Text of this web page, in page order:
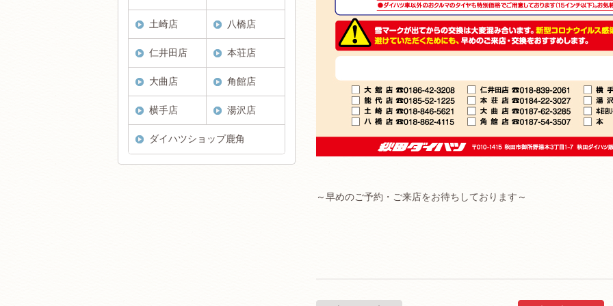
～早めのご予約・ご来店をお待ちしております～
土崎店 八橋店
仁井田店 本荘店
大曲店 角館店
横手店 湯沢店
ダイハツショップ鹿角